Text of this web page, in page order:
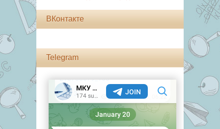
ВКонтакте
Telegram